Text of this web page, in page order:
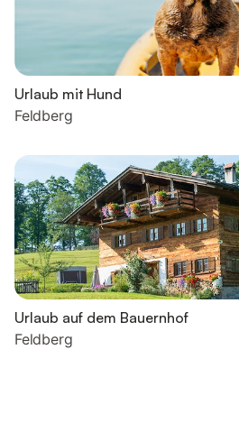
Urlaub mit Hund
Feldberg
Urlaub auf dem Bauernhof
Feldberg